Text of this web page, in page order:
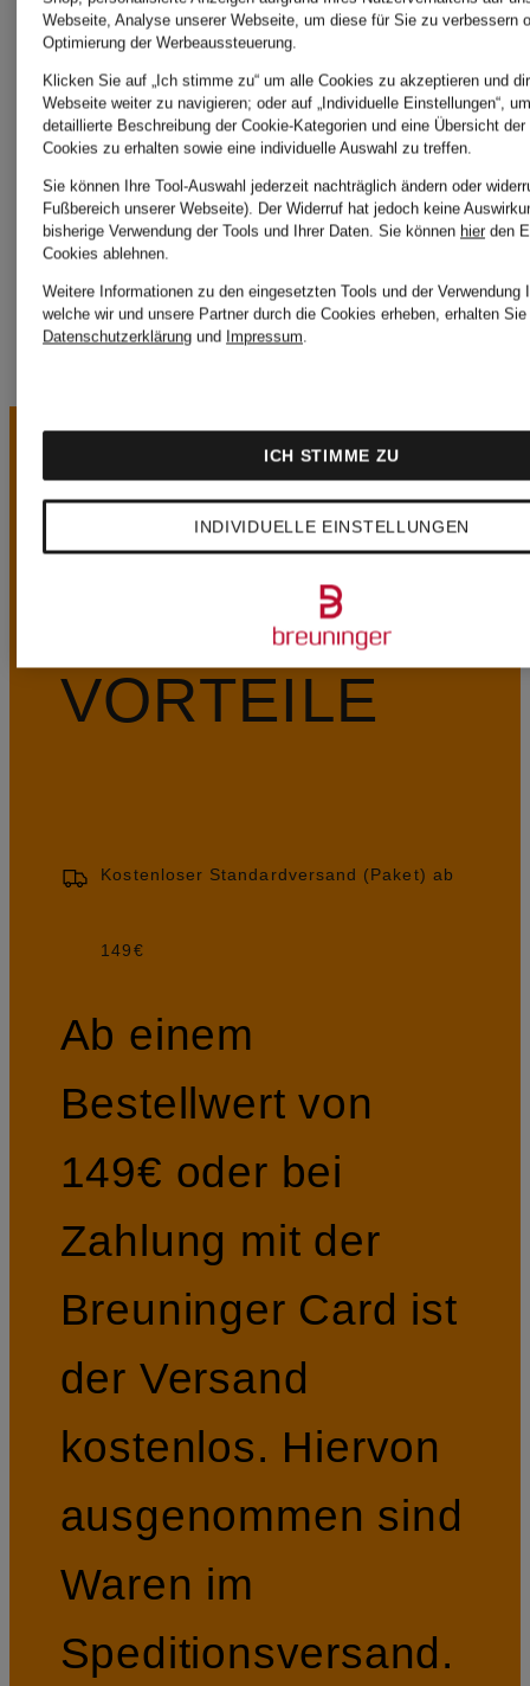
JIL
SANDER
Fragrances
UNSERE
VORTEILE
Kostenloser Standardversand (Paket) ab
149€
Ab einem
Bestellwert von
149€ oder bei
Zahlung mit der
Breuninger Card ist
der Versand
kostenlos. Hiervon
ausgenommen sind
Waren im
Speditionsversand.
Webseite, Analyse unserer Webseite, um diese für Sie zu verbessern
Optimierung der Werbeaussteuerung.
Klicken Sie auf „Ich stimme zu“ um alle Cookies zu akzeptieren und
Webseite weiter zu navigieren; oder auf „Individuelle Einstellungen“,
detaillierte Beschreibung der Cookie-Kategorien und eine Übersicht
Cookies zu erhalten sowie eine individuelle Auswahl zu treffen.
Sie können Ihre Tool-Auswahl jederzeit nachträglich ändern oder
Fußbereich unserer Webseite). Der Widerruf hat jedoch keine
bisherige Verwendung der Tools und Ihrer Daten. Sie können hier den
Cookies ablehnen.
Weitere Informationen zu den eingesetzten Tools und der Verwendung
welche wir und unsere Partner durch die Cookies erheben, erhalten
Datenschutzerklärung und Impressum.
INDIVIDUELLE EINSTELLUNGEN
ICH STIMME ZU